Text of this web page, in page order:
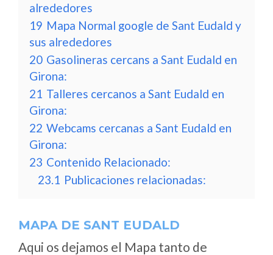
alrededores
19 Mapa Normal google de Sant Eudald y
sus alrededores
20 Gasolineras cercans a Sant Eudald en
Girona:
21 Talleres cercanos a Sant Eudald en
Girona:
22 Webcams cercanas a Sant Eudald en
Girona:
23 Contenido Relacionado:
23.1 Publicaciones relacionadas:
MAPA DE SANT EUDALD
Aqui os dejamos el Mapa tanto de